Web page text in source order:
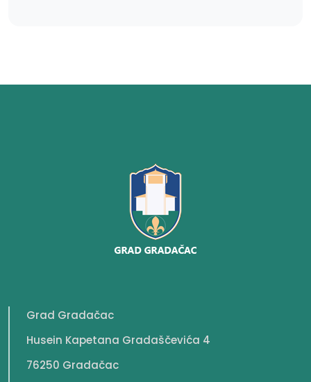
Grad Gradačac
Husein Kapetana Gradaščevića 4
76250 Gradačac